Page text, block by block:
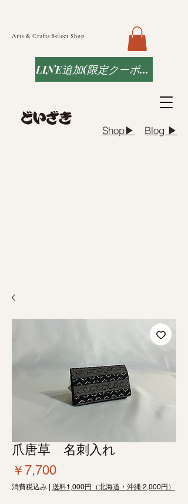
Arts & Crafts Select Shop
Blog ▶︎
Shop▶︎
LINE追加(限定クーポンなど)
爪唐草 名刺入れ
￥7,700価
格
消費税込み 送料1,000円（北海道・沖縄 2,000円）